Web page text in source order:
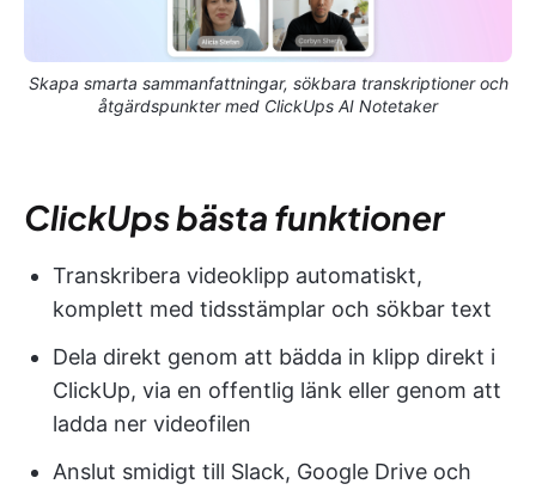
Skapa smarta sammanfattningar, sökbara transkriptioner och
åtgärdspunkter med ClickUps AI Notetaker
ClickUps bästa funktioner
Transkribera videoklipp automatiskt,
komplett med tidsstämplar och sökbar text
Dela direkt genom att bädda in klipp direkt i
ClickUp, via en offentlig länk eller genom att
ladda ner videofilen
Anslut smidigt till Slack, Google Drive och